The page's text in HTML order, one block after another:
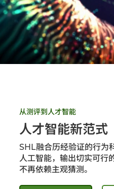
从测评到人才智能
人才智能新范式
SHL融合历经验证的行为
人工智能，输出切实可行
不再依赖主观猜测。